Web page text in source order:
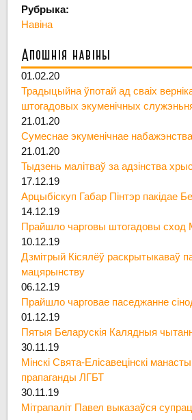
Рубрыка:
Навіна
Апошнія навіны
01.02.20
Традыцыйна ўпотай ад сваіх
штогадовых экуменічных
21.01.20
Сумеснае экуменічнае
21.01.20
Тыдзень малітваў за адзінства
17.12.19
Арцыбіскуп Габар Пінтэр пакідае
14.12.19
Прайшло чарговы штогадовы сход
10.12.19
Дзмітрый Кісялёў раскрытыкаваў
мацярынству
06.12.19
Прайшло чарговае паседжанне
01.12.19
Пятыя Беларускія Калядныя
30.11.19
Мінскі Свята-Елісавецінскі
прапаганды ЛГБТ
30.11.19
Мітрапаліт Павел выказаўся